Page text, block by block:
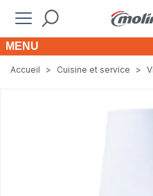
MENU
Accueil > Cuisine et service >